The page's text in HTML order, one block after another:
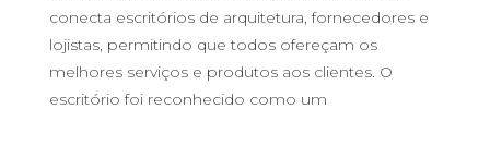
conecta escritórios de arquitetura, fornecedores e
lojistas, permitindo que todos ofereçam os
melhores serviços e produtos aos clientes. O
escritório foi reconhecido como um